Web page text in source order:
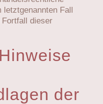
letztgenannten Fall
dieser
der